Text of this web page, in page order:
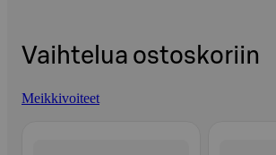
Vaihtelua ostoskoriin
Meikkivoiteet